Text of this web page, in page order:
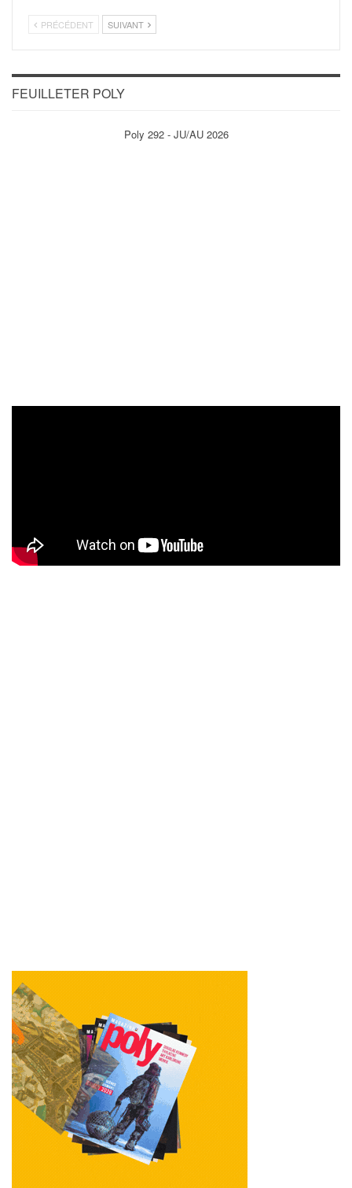
PRÉCÉDENT SUIVANT
FEUILLETER POLY
Poly 292 - JU/AU 2026